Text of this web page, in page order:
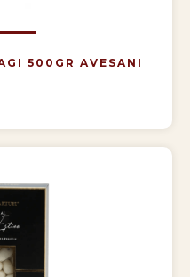
500GR AVESANI